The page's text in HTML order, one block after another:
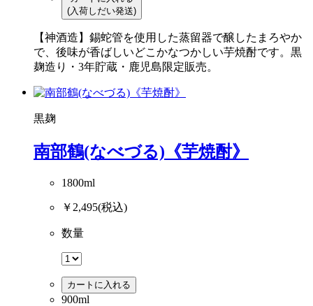
(入荷しだい発送)
【神酒造】錫蛇管を使用した蒸留器で醸したまろやか
で、後味が香ばしいどこかなつかしい芋焼酎です。黒
麹造り・3年貯蔵・鹿児島限定販売。
黒麹
南部鶴(なべづる)《芋焼酎》
1800ml
￥2,495(税込)
数量
カートに入れる
900ml